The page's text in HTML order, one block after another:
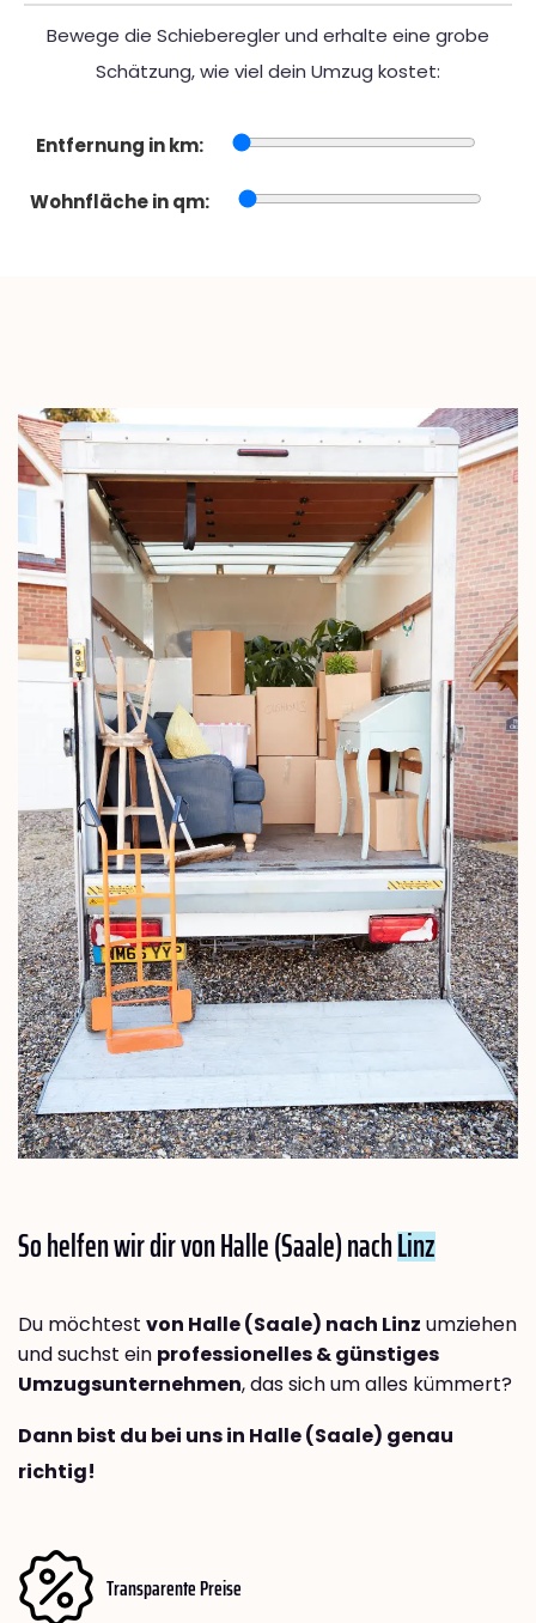
Bewege die Schieberegler und erhalte eine grobe
Schätzung, wie viel dein Umzug kostet:
Entfernung in km:
Wohnfläche in qm:
So helfen wir dir von Halle (Saale) nachLinz
Du möchtest von Halle (Saale) nach Linz umziehen
und suchst ein professionelles & günstiges
Umzugsunternehmen, das sich um alles kümmert?
Dann bist du bei uns in Halle (Saale) genau
richtig!
Transparente Preise